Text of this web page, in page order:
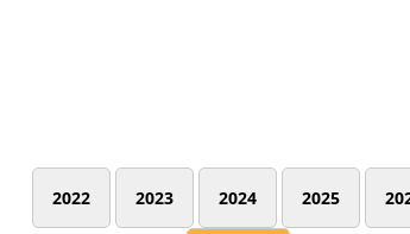
2022 2023 2024 2025